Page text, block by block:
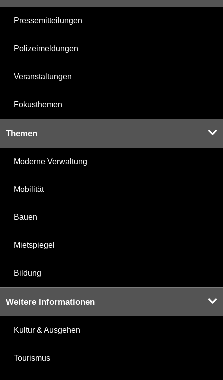
Pressemitteilungen
Polizeimeldungen
Veranstaltungen
Fokusthemen
Themen
Moderne Verwaltung
Mobilität
Bauen
Mietspiegel
Bildung
Weitere Informationen
Kultur & Ausgehen
Tourismus